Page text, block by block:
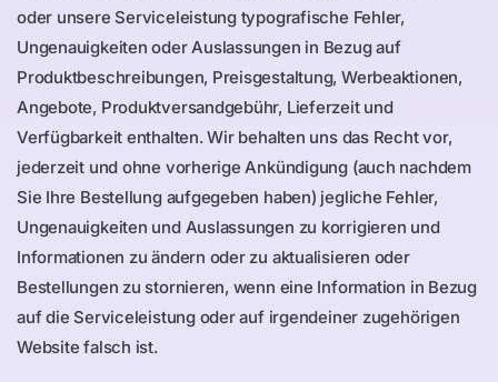
oder unsere Serviceleistung typografische Fehler,
Ungenauigkeiten oder Auslassungen in Bezug auf
Produktbeschreibungen, Preisgestaltung, Werbeaktionen,
Angebote, Produktversandgebühr, Lieferzeit und
Verfügbarkeit enthalten. Wir behalten uns das Recht vor,
jederzeit und ohne vorherige Ankündigung (auch nachdem
Sie Ihre Bestellung aufgegeben haben) jegliche Fehler,
Ungenauigkeiten und Auslassungen zu korrigieren und
Informationen zu ändern oder zu aktualisieren oder
Bestellungen zu stornieren, wenn eine Information in Bezug
auf die Serviceleistung oder auf irgendeiner zugehörigen
Website falsch ist.